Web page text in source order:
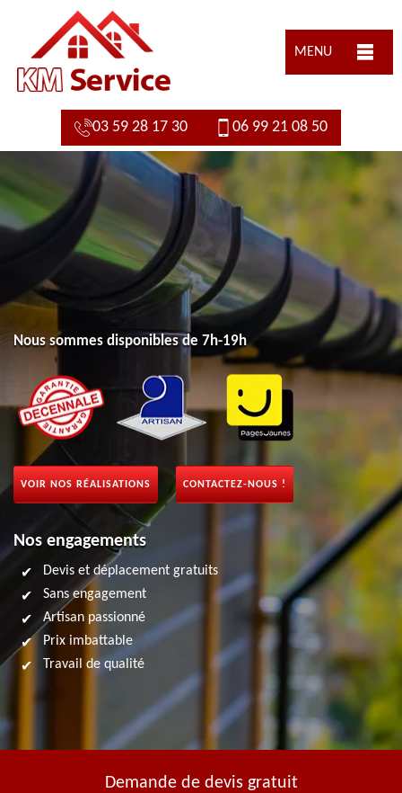
MENU
03 59 28 17 30 06 99 21 08 50
Nous sommes disponibles de 7h-19h
VOIR NOS RÉALISATIONS CONTACTEZ-NOUS !
Nos engagements
Devis et déplacement gratuits
Sans engagement
Artisan passionné
Prix imbattable
Travail de qualité
Demande de devis gratuit